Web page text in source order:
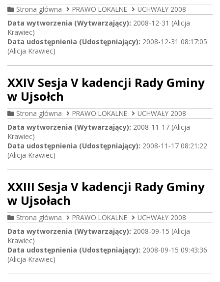
Strona główna PRAWO LOKALNE
UCHWAŁY 2008
Data wytworzenia (Wytwarzający): 2008-12-31 (Alicja
Krawiec)
Data udostępnienia (Udostępniający): 2008-12-31 08:17:05
(Alicja Krawiec)
XXIV Sesja V kadencji Rady Gminy
w Ujsołch
Strona główna PRAWO LOKALNE
UCHWAŁY 2008
Data wytworzenia (Wytwarzający): 2008-11-17 (Alicja
Krawiec)
Data udostępnienia (Udostępniający): 2008-11-17 08:21:22
(Alicja Krawiec)
XXIII Sesja V kadencji Rady Gminy
w Ujsołach
Strona główna PRAWO LOKALNE
UCHWAŁY 2008
Data wytworzenia (Wytwarzający): 2008-09-15 (Alicja
Krawiec)
Data udostępnienia (Udostępniający): 2008-09-15 09:43:36
(Alicja Krawiec)